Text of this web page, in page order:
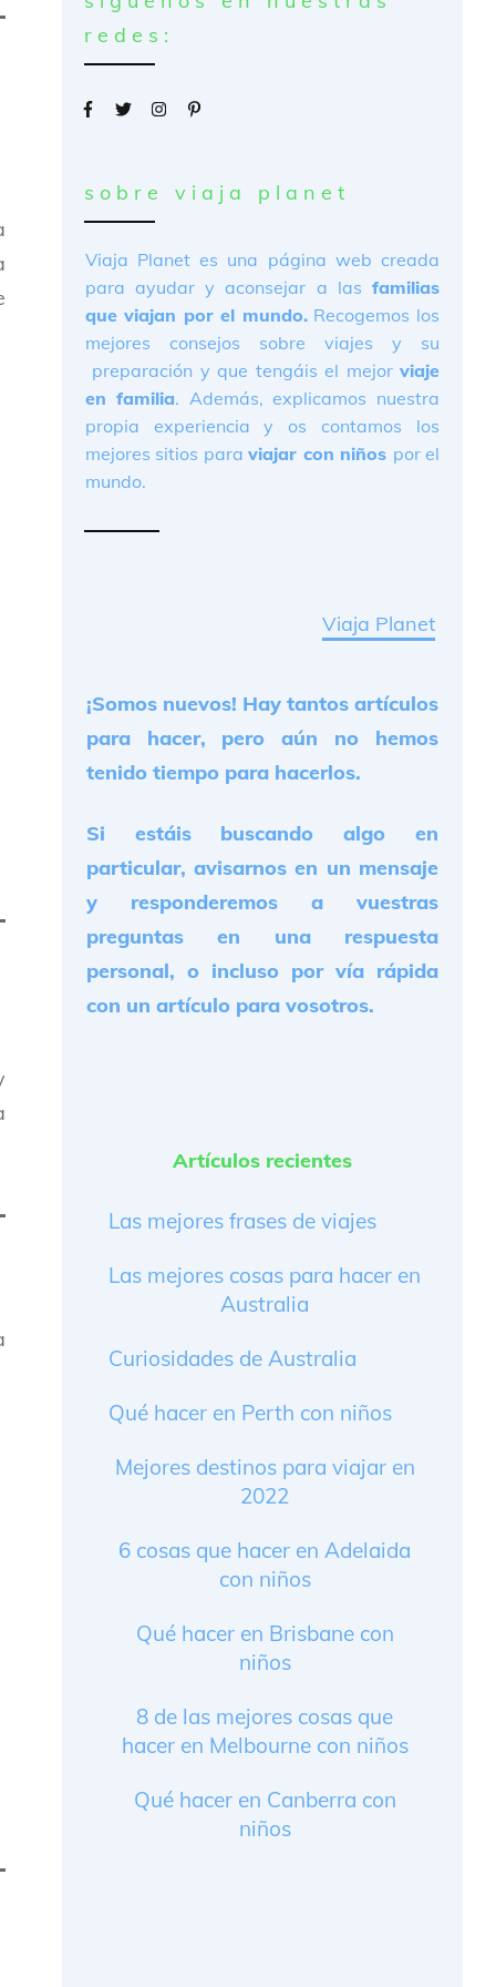
redes:
sobre viaja planet
Viaja Planet es una página web creada
para ayudar y aconsejar a lasfamilias
que viajan por el mundo.Recogemos los
mejores consejos sobre viajes y su
preparación y que tengáis el mejorviaje
en familia. Además, explicamos nuestra
propia experiencia y os contamos los
mejores sitios paraviajar con niños por el
mundo.
Viaja Planet
¡Somos nuevos! Hay tantos artículos
para hacer, pero aún no hemos
tenido tiempo para hacerlos.
Si estáis buscando algo en
particular, avisarnos en un mensaje
y responderemos a vuestras
preguntas en una respuesta
personal, o incluso por vía rápida
con un artículo para vosotros.
Artículos recientes
Las mejores frases de viajes
Las mejores cosas para hacer en
Australia
Curiosidades de Australia
Qué hacer en Perth con niños
Mejores destinos para viajar en
2022
6 cosas que hacer en Adelaida
con niños
Qué hacer en Brisbane con
niños
8 de las mejores cosas que
hacer en Melbourne con niños
Qué hacer en Canberra con
niños